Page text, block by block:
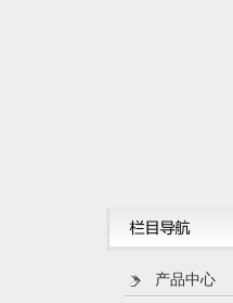
产品中心